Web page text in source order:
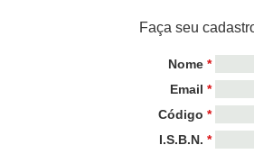
Faça seu
Nome *
Email *
Código *
I.S.B.N. *